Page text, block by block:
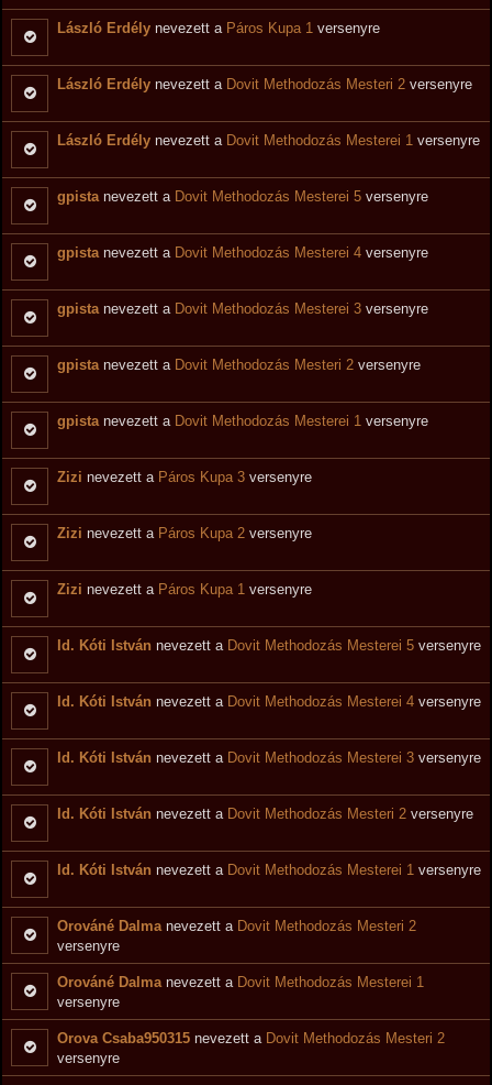
László Erdély nevezett a Páros Kupa 1 versenyre
László Erdély nevezett a Dovit Methodozás Mesteri 2 versenyre
László Erdély nevezett a Dovit Methodozás Mesterei 1 versenyre
gpistanevezett a Dovit Methodozás Mesterei 5 versenyre
gpistanevezett a Dovit Methodozás Mesterei 4 versenyre
gpistanevezett a Dovit Methodozás Mesterei 3 versenyre
gpistanevezett a Dovit Methodozás Mesteri 2 versenyre
gpistanevezett a Dovit Methodozás Mesterei 1 versenyre
Zizi nevezett a Páros Kupa 3 versenyre
Zizi nevezett a Páros Kupa 2 versenyre
Zizi nevezett a Páros Kupa 1 versenyre
Id. Kóti István nevezett a Dovit Methodozás Mesterei 5 versenyre
Id. Kóti István nevezett a Dovit Methodozás Mesterei 4 versenyre
Id. Kóti István nevezett a Dovit Methodozás Mesterei 3 versenyre
Id. Kóti István nevezett a Dovit Methodozás Mesteri 2 versenyre
Id. Kóti István nevezett a Dovit Methodozás Mesterei 1 versenyre
Orováné Dalma nevezett a Dovit Methodozás Mesteri 2
versenyre
Orováné Dalma nevezett a Dovit Methodozás Mesterei 1
versenyre
Orova Csaba950315 nevezett a Dovit Methodozás Mesteri 2
versenyre